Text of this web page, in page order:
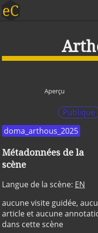
Aperçu
Publique
doma_arthous_2025
Métadonnées de la
scène
Langue de la scène: EN
aucune visite guidée,
article et aucune
dans cette scène